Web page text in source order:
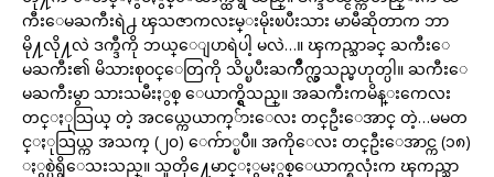
ကီးေမႀကီးရဲ႕ ၾသဇာကလႊမ္းမိုးၿပီးသား မာမီဆိုတာက ဘာ
မို႔လို႔လဲ ဒက္ဒီကို ဘယ္ေျပာရဲပါ့ မလဲ…။ ၾကည္သာခင္ ႀကီးေ
မႀကီး၏ မိသားစုဝင္ေတြကို သိပ္ၿပီးႀကိဳက္လွသည္မဟုတ္ပါ။ ႀကီးေ
မႀကီးမွာ သားသမီးႏွစ္ ေယာက္ရွိသည္။ အႀကီးကမိန္းကေလး
တင္ႏုသြယ္ တဲ့ အငယ္ကေယာက္်ားေလး တင္ဦးေအာင္ တဲ့…မမတ
င္ႏုသြယ္က အသက္ (၂၀) ေက်ာ္ၿပီ။ အကိုေလး တင္ဦးေအာင္က (၁၈)
ႏွစ္ပဲရွိေသးသည္။ သူတို႔ေမာင္ႏွမႏွစ္ေယာက္စလုံးက ၾကည္သာ